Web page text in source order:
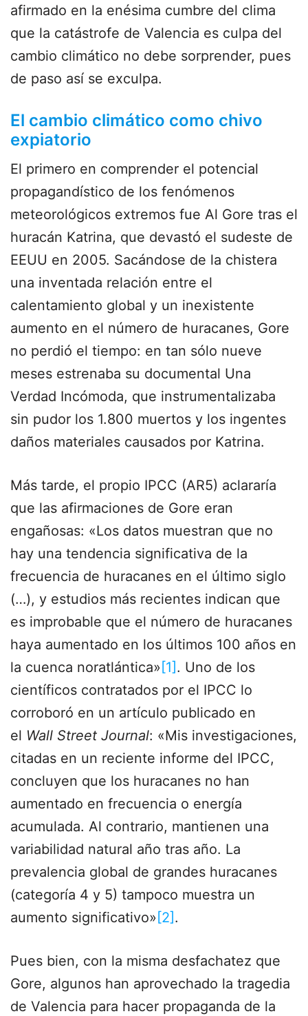
afirmado en la enésima cumbre del clima
que la catástrofe de Valencia es culpa del
cambio climático no debe sorprender, pues
de paso así se exculpa.
El cambio climático como chivo
expiatorio
El primero en comprender el potencial
propagandístico de los fenómenos
meteorológicos extremos fue Al Gore tras el
huracán Katrina, que devastó el sudeste de
EEUU en 2005. Sacándose de la chistera
una inventada relación entre el
calentamiento global y un inexistente
aumento en el número de huracanes, Gore
no perdió el tiempo: en tan sólo nueve
meses estrenaba su documental Una
Verdad Incómoda, que instrumentalizaba
sin pudor los 1.800 muertos y los ingentes
daños materiales causados por Katrina.
Más tarde, el propio IPCC (AR5) aclararía
que las afirmaciones de Gore eran
engañosas: «Los datos muestran que no
hay una tendencia significativa de la
frecuencia de huracanes en el último siglo
(…), y estudios más recientes indican que
es improbable que el número de huracanes
haya aumentado en los últimos 100 años en
la cuenca noratlántica» [1]. Uno de los
científicos contratados por el IPCC lo
corroboró en un artículo publicado en
el Wall Street Journal: «Mis investigaciones,
citadas en un reciente informe del IPCC,
concluyen que los huracanes no han
aumentado en frecuencia o energía
acumulada. Al contrario, mantienen una
variabilidad natural año tras año. La
prevalencia global de grandes huracanes
(categoría 4 y 5) tampoco muestra un
aumento significativo» [2].
Pues bien, con la misma desfachatez que
Gore, algunos han aprovechado la tragedia
de Valencia para hacer propaganda de la